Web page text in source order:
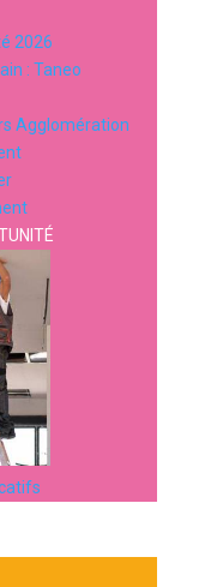
2026
: Taneo
Agglomération